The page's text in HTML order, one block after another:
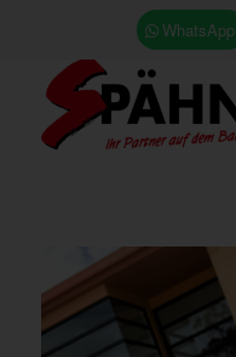
WhatsApp